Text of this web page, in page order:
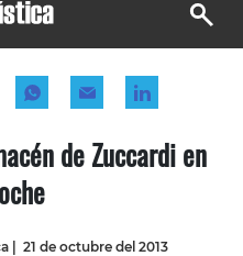
de Zuccardi en
| 21 de octubre del 2013